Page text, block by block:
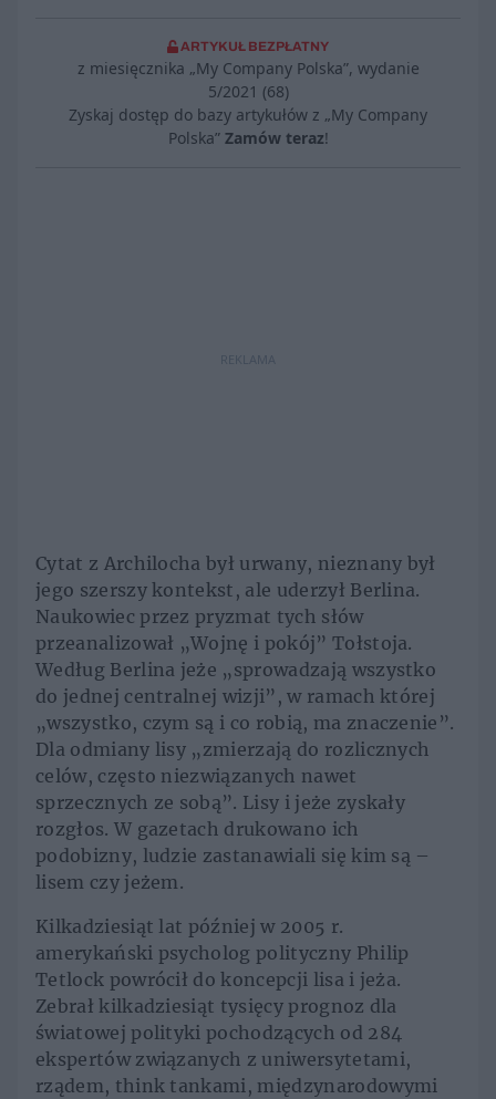
ARTYKUŁ BEZPŁATNY
z miesięcznika „My Company Polska”, wydanie
5/2021 (68)
Zyskaj dostęp do bazy artykułów z „My Company
Polska” Zamów teraz!
REKLAMA
Cytat z Archilocha był urwany, nieznany był
jego szerszy kontekst, ale uderzył Berlina.
Naukowiec przez pryzmat tych słów
przeanalizował „Wojnę i pokój” Tołstoja.
Według Berlina jeże „sprowadzają wszystko
do jednej centralnej wizji”, w ramach której
„wszystko, czym są i co robią, ma znaczenie”.
Dla odmiany lisy „zmierzają do rozlicznych
celów, często niezwiązanych nawet
sprzecznych ze sobą”. Lisy i jeże zyskały
rozgłos. W gazetach drukowano ich
podobizny, ludzie zastanawiali się kim są –
lisem czy jeżem.
Kilkadziesiąt lat później w 2005 r.
amerykański psycholog polityczny Philip
Tetlock powrócił do koncepcji lisa i jeża.
Zebrał kilkadziesiąt tysięcy prognoz dla
światowej polityki pochodzących od 284
ekspertów związanych z uniwersytetami,
rządem, think tankami, międzynarodowymi